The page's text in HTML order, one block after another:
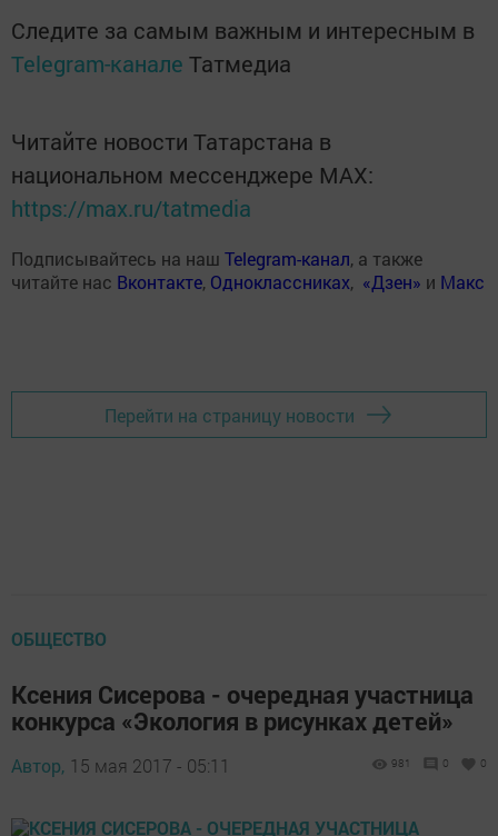
Следите за самым важным и интересным в
Telegram-канале Татмедиа
Читайте новости Татарстана в
национальном мессенджере MАХ:
https://max.ru/tatmedia
Подписывайтесь на наш Telegram-канал, а также
читайте нас Вконтакте, Одноклассниках, «Дзен» и Макс
Перейти на страницу новости
ОБЩЕСТВО
Ксения Сисерова - очередная участница
конкурса «Экология в рисунках детей»
Автор, 15 мая 2017 - 05:11 981 0 0